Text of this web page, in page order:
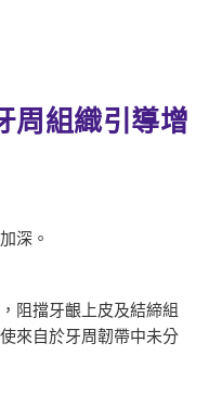
周組織引導增
深。
阻擋牙齦上皮及結締組
來自於牙周韌帶中未分